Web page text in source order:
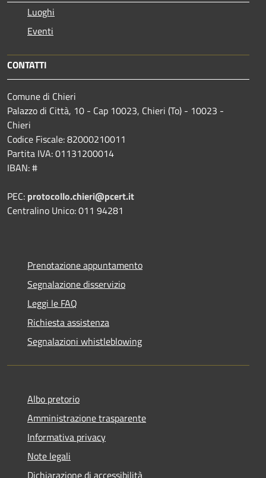
Luoghi
Eventi
CONTATTI
Comune di Chieri
Palazzo di Città, 10 - Cap 10023, Chieri (To) - 10023 -
Chieri
Codice Fiscale: 82000210011
Partita IVA: 01131200014
IBAN: #
PEC: protocollo.chieri@pcert.it
Centralino Unico: 011 94281
Prenotazione appuntamento
Segnalazione disservizio
Leggi le FAQ
Richiesta assistenza
Segnalazioni whistleblowing
Albo pretorio
Amministrazione trasparente
Informativa privacy
Note legali
Dichiarazione di accessibilità